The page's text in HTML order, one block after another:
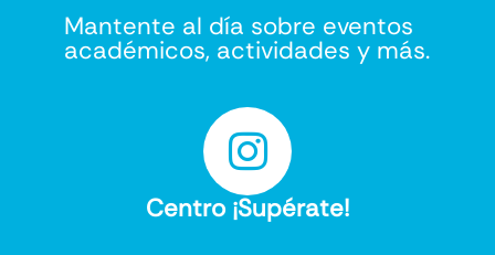
Mantente al día sobre eventos
académicos, actividades y más.
Centro ¡Supérate!